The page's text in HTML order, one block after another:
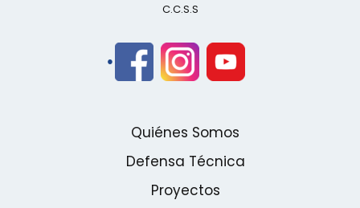
C.C.S.S
Quiénes Somos
Defensa Técnica
Proyectos